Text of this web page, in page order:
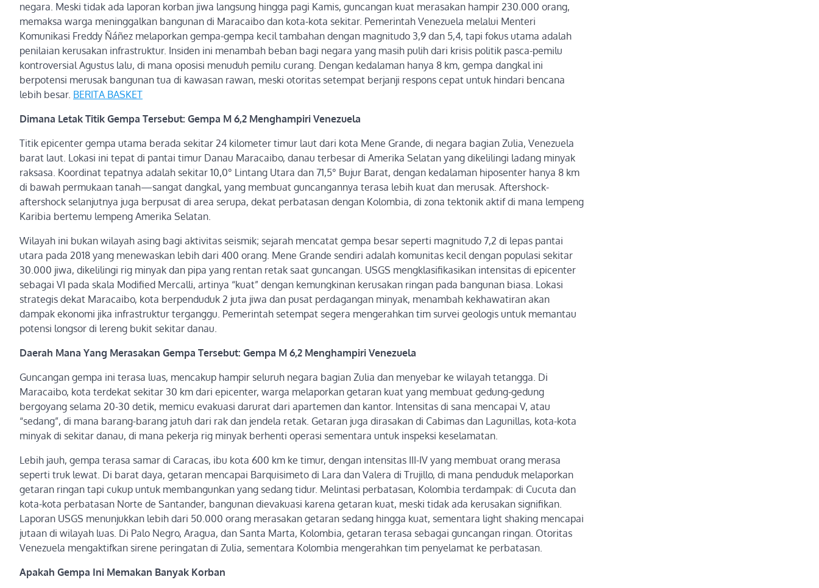
negara. Meski tidak ada laporan korban jiwa langsung hingga pagi Kamis, guncangan kuat merasakan hampir 230.000 orang,
memaksa warga meninggalkan bangunan di Maracaibo dan kota-kota sekitar. Pemerintah Venezuela melalui Menteri
Komunikasi Freddy Ñáñez melaporkan gempa-gempa kecil tambahan dengan magnitudo 3,9 dan 5,4, tapi fokus utama adalah
penilaian kerusakan infrastruktur. Insiden ini menambah beban bagi negara yang masih pulih dari krisis politik pasca-pemilu
kontroversial Agustus lalu, di mana oposisi menuduh pemilu curang. Dengan kedalaman hanya 8 km, gempa dangkal ini
berpotensi merusak bangunan tua di kawasan rawan, meski otoritas setempat berjanji respons cepat untuk hindari bencana
lebih besar. BERITA BASKET
Dimana Letak Titik Gempa Tersebut: Gempa M 6,2 Menghampiri Venezuela
Titik epicenter gempa utama berada sekitar 24 kilometer timur laut dari kota Mene Grande, di negara bagian Zulia, Venezuela
barat laut. Lokasi ini tepat di pantai timur Danau Maracaibo, danau terbesar di Amerika Selatan yang dikelilingi ladang minyak
raksasa. Koordinat tepatnya adalah sekitar 10,0° Lintang Utara dan 71,5° Bujur Barat, dengan kedalaman hiposenter hanya 8 km
di bawah permukaan tanah—sangat dangkal, yang membuat guncangannya terasa lebih kuat dan merusak. Aftershock-
aftershock selanjutnya juga berpusat di area serupa, dekat perbatasan dengan Kolombia, di zona tektonik aktif di mana lempeng
Karibia bertemu lempeng Amerika Selatan.
Wilayah ini bukan wilayah asing bagi aktivitas seismik; sejarah mencatat gempa besar seperti magnitudo 7,2 di lepas pantai
utara pada 2018 yang menewaskan lebih dari 400 orang. Mene Grande sendiri adalah komunitas kecil dengan populasi sekitar
30.000 jiwa, dikelilingi rig minyak dan pipa yang rentan retak saat guncangan. USGS mengklasifikasikan intensitas di epicenter
sebagai VI pada skala Modified Mercalli, artinya “kuat” dengan kemungkinan kerusakan ringan pada bangunan biasa. Lokasi
strategis dekat Maracaibo, kota berpenduduk 2 juta jiwa dan pusat perdagangan minyak, menambah kekhawatiran akan
dampak ekonomi jika infrastruktur terganggu. Pemerintah setempat segera mengerahkan tim survei geologis untuk memantau
potensi longsor di lereng bukit sekitar danau.
Daerah Mana Yang Merasakan Gempa Tersebut: Gempa M 6,2 Menghampiri Venezuela
Guncangan gempa ini terasa luas, mencakup hampir seluruh negara bagian Zulia dan menyebar ke wilayah tetangga. Di
Maracaibo, kota terdekat sekitar 30 km dari epicenter, warga melaporkan getaran kuat yang membuat gedung-gedung
bergoyang selama 20-30 detik, memicu evakuasi darurat dari apartemen dan kantor. Intensitas di sana mencapai V, atau
“sedang”, di mana barang-barang jatuh dari rak dan jendela retak. Getaran juga dirasakan di Cabimas dan Lagunillas, kota-kota
minyak di sekitar danau, di mana pekerja rig minyak berhenti operasi sementara untuk inspeksi keselamatan.
Lebih jauh, gempa terasa samar di Caracas, ibu kota 600 km ke timur, dengan intensitas III-IV yang membuat orang merasa
seperti truk lewat. Di barat daya, getaran mencapai Barquisimeto di Lara dan Valera di Trujillo, di mana penduduk melaporkan
getaran ringan tapi cukup untuk membangunkan yang sedang tidur. Melintasi perbatasan, Kolombia terdampak: di Cucuta dan
kota-kota perbatasan Norte de Santander, bangunan dievakuasi karena getaran kuat, meski tidak ada kerusakan signifikan.
Laporan USGS menunjukkan lebih dari 50.000 orang merasakan getaran sedang hingga kuat, sementara light shaking mencapai
jutaan di wilayah luas. Di Palo Negro, Aragua, dan Santa Marta, Kolombia, getaran terasa sebagai guncangan ringan. Otoritas
Venezuela mengaktifkan sirene peringatan di Zulia, sementara Kolombia mengerahkan tim penyelamat ke perbatasan.
Apakah Gempa Ini Memakan Banyak Korban